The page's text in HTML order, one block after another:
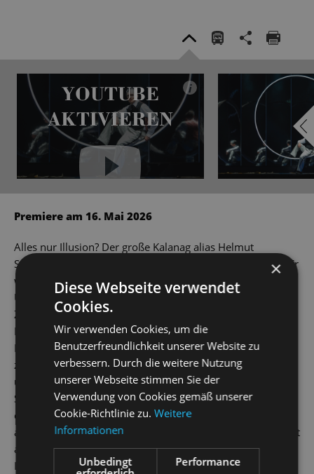
YOUTUBE
AKTIVIEREN
i
Premiere am 16. Mai 2026
Alles nur Illusion? Der große Kalanag alias Helmut
Schreiber ist der Darling der internationalen Zauberwelt. Er
weiß das Publikum um die wendigen Finger zu wickeln, als
Unterhaltungsakrobat mit den Emotionen der
Zuschauer*innen zu jonglieren. Inmitten der Trümmer im
Nachkriegsdeutschland lässt er in einer Megashow auf der
Bühne Autos verschwinden, seine Partnerin Gloria
zersägen und in der „Wunder-Bar“ – Simsalabim! – Milch
und Honig fließen. Aber hinter dem Vorhang lauern die
Schatten einer dunklen Vergangenheit. Erinnerungen an
einen verratenen jüdischen Freund im Filmbusiness blitzen
auf, die politisch gesäuberte Magiervereinigung, ein Auftritt
auf dem Obersalzberg. Kann ihm, dem Meister der
Inszenierung, sein größter Trick gelingen: Wird sich seine
×
Diese Webseite verwendet
Cookies.
Wir verwenden Cookies, um die
Benutzerfreundlichkeit unserer Website zu
verbessern. Durch die weitere Nutzung
unserer Webseite stimmen Sie der
Verwendung von Cookies gemäß unserer
Cookie-Richtlinie zu.Weitere
Informationen
Unbedingt
Performance